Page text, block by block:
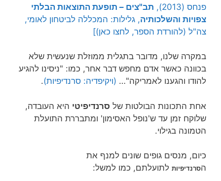
פנחס (2013),
תב"צים – תופעת התוצאות הבלתי
צפויות והשלכותיה, גלילות: המכללה לביטחון לאומי,
צה"ל (להורדת הספר, לחצו כאן)]
במקרה שלנו, מדובר בתגלית ממוזלת שנעשית שלא
בכוונה כאשר אדם מחפש דבר אחר, כמו: "ניסינו להגיע
להודו והגענו לאמריקה"… (ויקיפדיה: סרנדיפיות).
אחת התכונות הבולטות של סרנדיפיטי היא העובדה,
שלוקח זמן עד ש'נופל האסימון' ומתבררת התועלת
הטמונה בגילוי.
כיום, מנסים גופים שונים למנף את
הסרנדיפיות לתועלתם, כמו למשל: